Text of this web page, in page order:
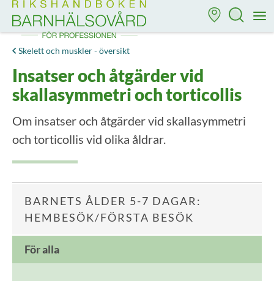
Till startsidan för Rikshandboken i barnhälsovård
Skelett och muskler - översikt
Insatser och åtgärder vid
skallasymmetri och torticollis
Om insatser och åtgärder vid skallasymmetri
och torticollis vid olika åldrar.
BARNETS ÅLDER 5-7 DAGAR:
HEMBESÖK/FÖRSTA BESÖK
För alla